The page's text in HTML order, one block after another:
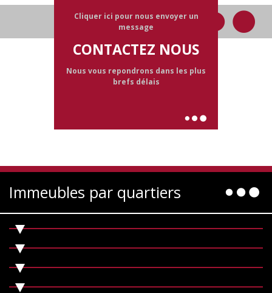
Cliquer ici pour nous envoyer un
message
CONTACTEZ NOUS
Nous vous repondrons dans les plus
brefs délais
Immeubles par quartiers